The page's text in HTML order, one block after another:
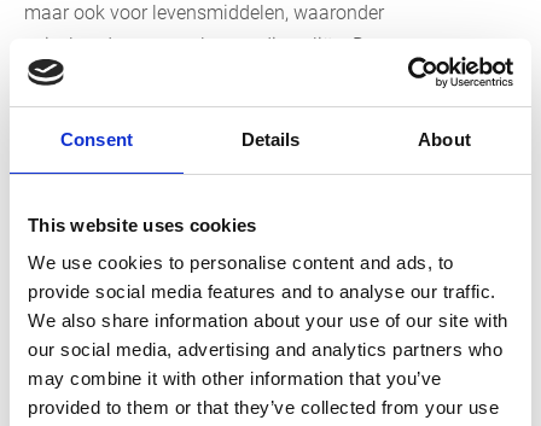
Consent Details About
This website uses cookies
We use cookies to personalise content and ads, to
provide social media features and to analyse our traffic.
We also share information about your use of our site with
our social media, advertising and analytics partners who
may combine it with other information that you’ve
provided to them or that they’ve collected from your use
maar ook voor levensmiddelen, waaronder
zuivelproducten en plantaardige oliën. Daarnaast
vertrouwt u op deze pomp bij transporteren van
chemicaliën zoals ontkistingsmiddelen, zuren, basen,
oliën en vetten. Met een maximaal vermogen voor
vloeistoffen tot een viscositeit van 200.000 cP, is de
pompen, zoals hoogwaardigeUraca-pompen. Ook voor
pompen van Samson Pumpsbent u bij ons op de juiste
Gemakkelijke onderhoud en